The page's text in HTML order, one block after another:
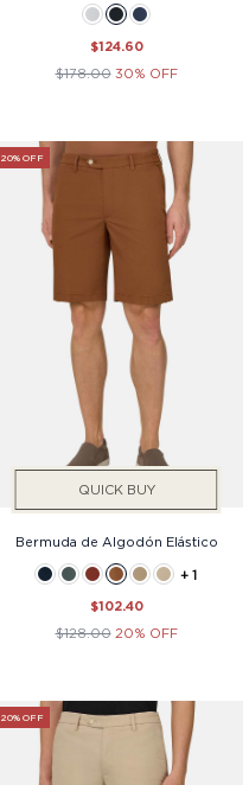
$124.60
$178.00 30% OFF
20% OFF
QUICK BUY
Bermuda de Algodón Elástico
+ 1
$102.40
$128.00 20% OFF
20% OFF